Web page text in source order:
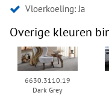
Vloerkoeling: Ja
Overige kleuren
6630.3110.19
Dark Grey